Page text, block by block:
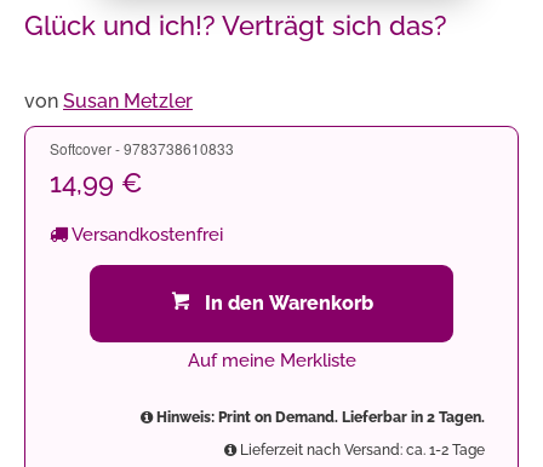
Glück und ich!? Verträgt sich das?
von Susan Metzler
Softcover - 9783738610833
14,99 €
Versandkostenfrei
In den Warenkorb
Auf meine Merkliste
Hinweis: Print on Demand. Lieferbar in 2 Tagen.
Lieferzeit nach Versand: ca. 1-2 Tage